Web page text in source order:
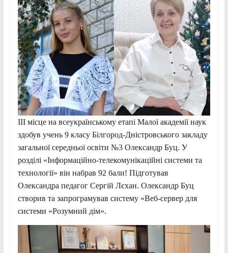
III місце на всеукраїнському етапі Малої академії наук
здобув учень 9 класу Білгород-Дністровського закладу
загальної середньої освіти №3 Олександр Буц. У
розділі «Інформаційно-телекомунікаційні системи та
технології» він набрав 92 бали! Підготував
Олександра педагог Сергій Лєхан. Олександр Буц
створив та запрограмував систему «Веб-сервер для
системи «Розумний дім».